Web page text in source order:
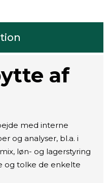
af
med interne
og analyser, bl.a. i
løn- og lagerstyring
og tolke de enkelte